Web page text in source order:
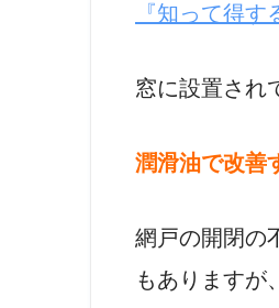
『知って得
窓に設置され
潤滑油で改善
網戸の開閉の
もありますが